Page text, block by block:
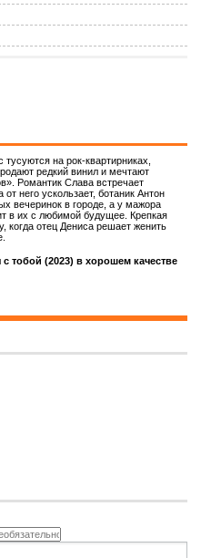
на рок-квартирниках,
редкий винил и мечтают
Романтик Слава встречает
него ускользает, ботаник Антон
вечеринок в городе, а у мажора
в их с любимой будущее. Крепкая
отец Дениса решает женить
тобой (2023) в хорошем качестве